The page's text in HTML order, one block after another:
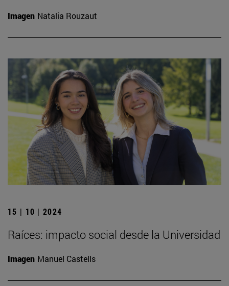
Imagen Natalia Rouzaut
15 | 10 | 2024
Raíces: impacto social desde la Universidad
Imagen Manuel Castells